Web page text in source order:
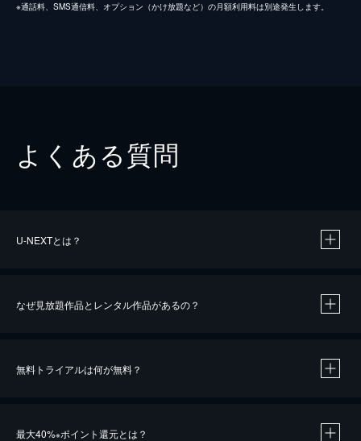
※通話料、SMS通信料、オプション（かけ放題など）の月額利用料は別途発生します。
よくある質問
U-NEXTとは？
なぜ見放題作品とレンタル作品があるの？
無料トライアルは何が無料？
最大40%※ポイント還元とは？